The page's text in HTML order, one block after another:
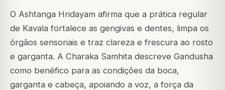
O Ashtanga Hridayam afirma que a prática regular
de Kavala fortalece as gengivas e dentes, limpa os
órgãos sensoriais e traz clareza e frescura ao rosto
e garganta. A Charaka Samhita descreve Gandusha
como benéfico para as condições da boca,
garganta e cabeça, apoiando a voz, a força da